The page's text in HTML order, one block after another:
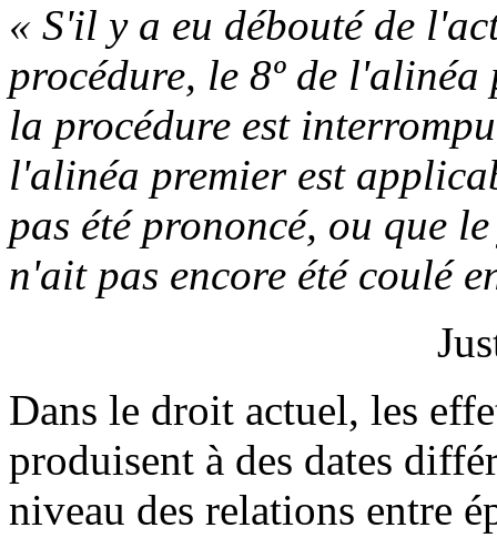
« S'il y a eu débouté de
procédure, le 8º de
la procédure est
l'alinéa premier est
pas été prononcé, ou que
n'ait pas encore été coulé
Dans le droit actuel, les
produisent à des dates
niveau des relations entre